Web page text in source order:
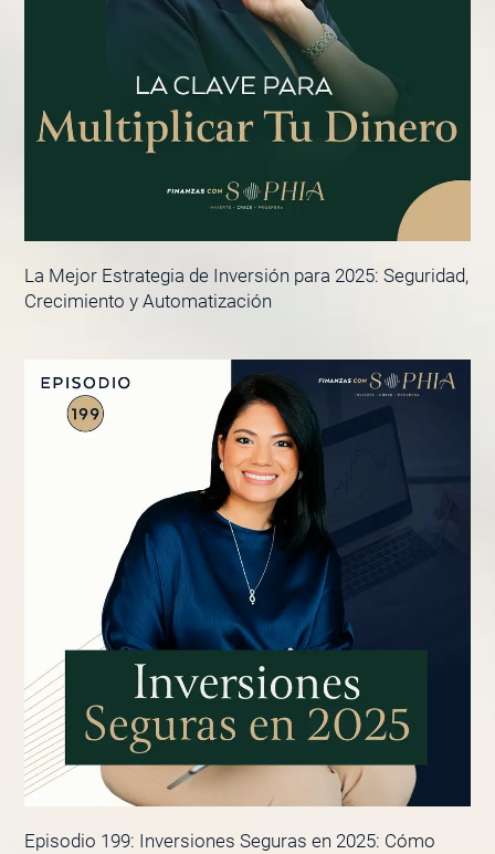
La Mejor Estrategia de Inversión para 2025: Seguridad,
Crecimiento y Automatización
Episodio 199: Inversiones Seguras en 2025: Cómo